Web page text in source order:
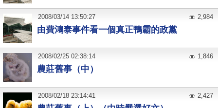
由費鴻泰事件看一個真正鴨霸的政黨
2008/03/14 13:50:27 2,984
農莊舊事（中）
2008/02/25 02:38:14 1,846
2008/02/18 23:14:41 2,427